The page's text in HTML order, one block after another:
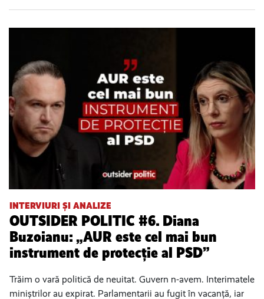
INTERVIURI ȘI ANALIZE
OUTSIDER POLITIC #6. Diana
Buzoianu: „AUR este cel mai bun
instrument de protecție al PSD”
Trăim o vară politică de neuitat. Guvern n-avem. Interimatele
miniștrilor au expirat. Parlamentarii au fugit în vacanță, iar